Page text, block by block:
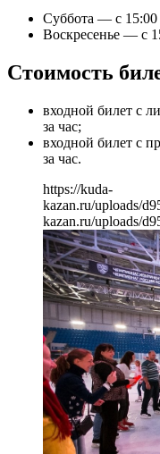
Суббота — с 15:00
Воскресенье — с
Стоимость
входной билет с
за час;
входной билет с
за час.
https://kuda-
kazan.ru/uploads/
kazan.ru/uploads/